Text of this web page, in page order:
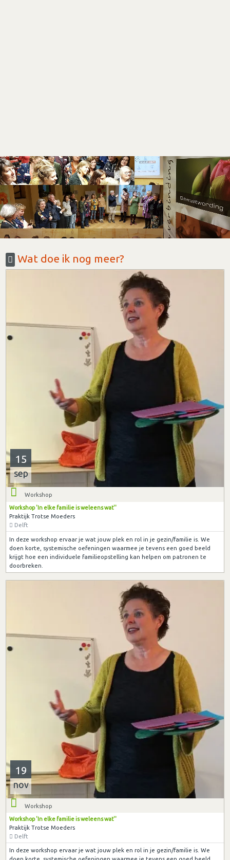
Wat doe ik nog meer?
15
sep
Workshop
Workshop 'In elke familie is weleens wat''
Praktijk Trotse Moeders
Delft
In deze workshop ervaar je wat jouw plek en rol in je gezin/familie is. We
doen korte, systemische oefeningen waarmee je tevens een goed beeld
krijgt hoe een individuele familieopstelling kan helpen om patronen te
doorbreken.
19
nov
Workshop
Workshop 'In elke familie is weleens wat''
Praktijk Trotse Moeders
Delft
In deze workshop ervaar je wat jouw plek en rol in je gezin/familie is. We